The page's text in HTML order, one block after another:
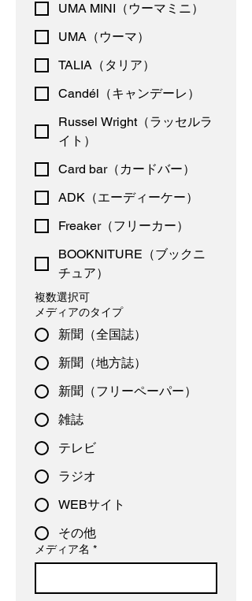
UMA MINI（ウーマミニ）
UMA（ウーマ）
TALIA（タリア）
Candél（キャンデーレ）
Russel Wright（ラッセルラ
イト）
Card bar（カードバー）
ADK（エーディーケー）
Freaker（フリーカー）
BOOKNITURE（ブックニ
チュア）
複数選択可
メディアのタイプ
新聞（全国誌）
新聞（地方誌）
新聞（フリーペーパー）
雑誌
テレビ
ラジオ
WEBサイト
その他
メディア名 *